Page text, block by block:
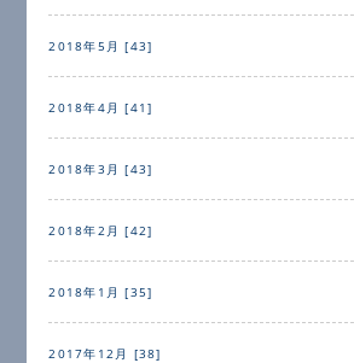
2018年5月 [43]
2018年4月 [41]
2018年3月 [43]
2018年2月 [42]
2018年1月 [35]
2017年12月 [38]